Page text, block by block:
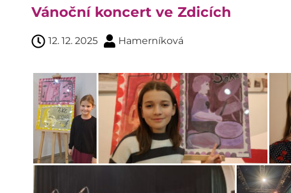
Vánoční koncert ve Zdicích
12. 12. 2025 Hamerníková